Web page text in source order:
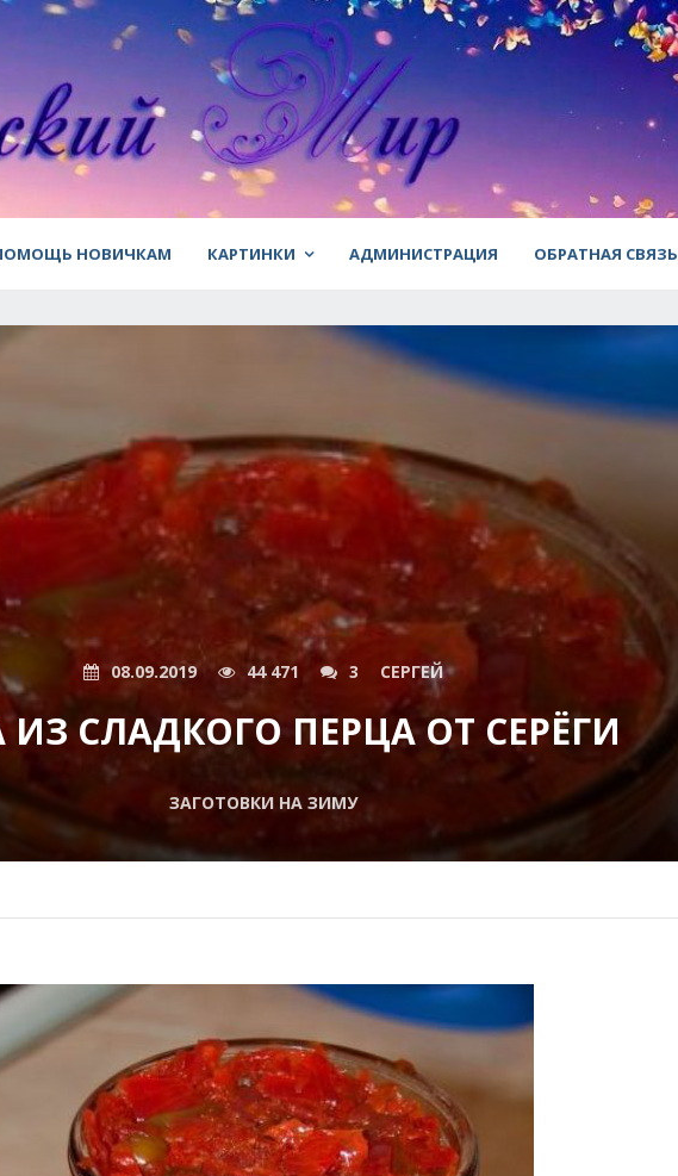
НОВИЧКАМ КАРТИНКИ АДМИНИСТРАЦИЯ ОБРАТНАЯ СВЯЗЬ
08.09.2019 44 471 3 СЕРГЕЙ
ИЗ СЛАДКОГО ПЕРЦА ОТ СЕРЁГИ
ЗАГОТОВКИ НА ЗИМУ